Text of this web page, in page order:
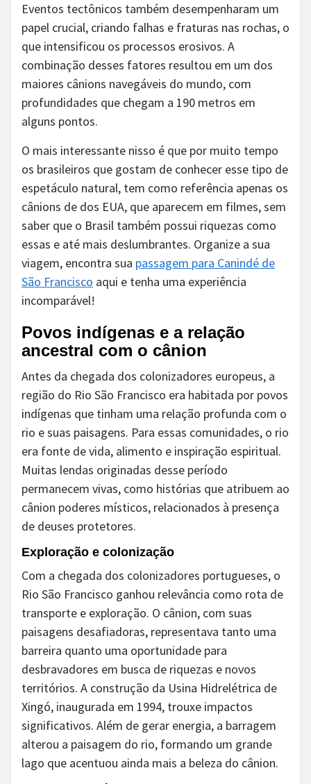
Eventos tectônicos também desempenharam um
papel crucial, criando falhas e fraturas nas rochas, o
que intensificou os processos erosivos. A
combinação desses fatores resultou em um dos
maiores cânions navegáveis do mundo, com
profundidades que chegam a 190 metros em
alguns pontos.
O mais interessante nisso é que por muito tempo
os brasileiros que gostam de conhecer esse tipo de
espetáculo natural, tem como referência apenas os
cânions de dos EUA, que aparecem em filmes, sem
saber que o Brasil também possui riquezas como
essas e até mais deslumbrantes. Organize a sua
viagem, encontra sua passagem para Canindé de
São Francisco aqui e tenha uma experiência
incomparável!
Povos indígenas e a relação
ancestral com o cânion
Antes da chegada dos colonizadores europeus, a
região do Rio São Francisco era habitada por povos
indígenas que tinham uma relação profunda com o
rio e suas paisagens. Para essas comunidades, o rio
era fonte de vida, alimento e inspiração espiritual.
Muitas lendas originadas desse período
permanecem vivas, como histórias que atribuem ao
cânion poderes místicos, relacionados à presença
de deuses protetores.
Exploração e colonização
Com a chegada dos colonizadores portugueses, o
Rio São Francisco ganhou relevância como rota de
transporte e exploração. O cânion, com suas
paisagens desafiadoras, representava tanto uma
barreira quanto uma oportunidade para
desbravadores em busca de riquezas e novos
territórios. A construção da Usina Hidrelétrica de
Xingó, inaugurada em 1994, trouxe impactos
significativos. Além de gerar energia, a barragem
alterou a paisagem do rio, formando um grande
lago que acentuou ainda mais a beleza do cânion.